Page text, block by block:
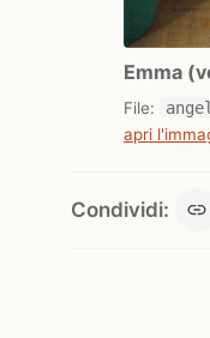
Emma
File:
apri
Condividi: